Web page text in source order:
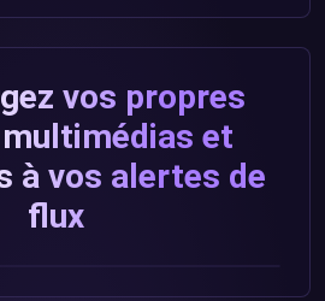
vos propres
et
à vos alertes de
flux